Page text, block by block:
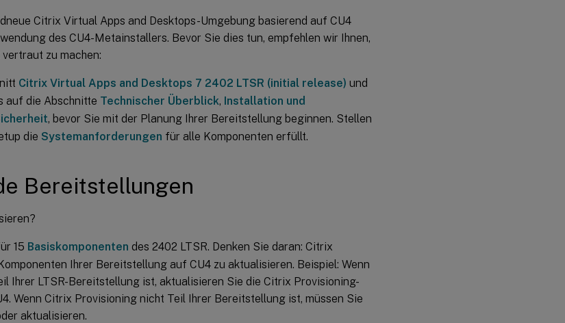
Citrix Virtual Apps and Desktops-Umgebung basierend auf CU4
des CU4-Metainstallers. Bevor Sie dies tun, empfehlen wir Ihnen,
zu machen:
Citrix Virtual Apps and Desktops 7 2402 LTSR (initial release) und
auf die Abschnitte Technischer Überblick, Installation und
, bevor Sie mit der Planung Ihrer Bereitstellung beginnen. Stellen
die Systemanforderungen für alle Komponenten erfüllt.
Bereitstellungen
15 Basiskomponenten des 2402 LTSR. Denken Sie daran: Citrix
Ihrer Bereitstellung auf CU4 zu aktualisieren. Beispiel: Wenn
Ihrer LTSR-Bereitstellung ist, aktualisieren Sie die Citrix Provisioning-
Wenn Citrix Provisioning nicht Teil Ihrer Bereitstellung ist, müssen Sie
aktualisieren.